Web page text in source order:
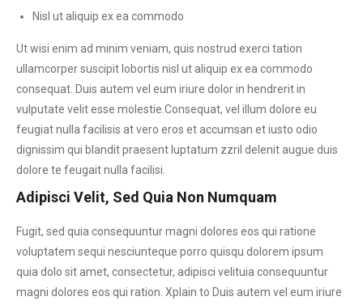
Nisl ut aliquip ex ea commodo
Ut wisi enim ad minim veniam, quis nostrud exerci tation
ullamcorper suscipit lobortis nisl ut aliquip ex ea commodo
consequat. Duis autem vel eum iriure dolor in hendrerit in
vulputate velit esse molestie.Сonsequat, vel illum dolore eu
feugiat nulla facilisis at vero eros et accumsan et iusto odio
dignissim qui blandit praesent luptatum zzril delenit augue duis
dolore te feugait nulla facilisi.
Adipisci Velit, Sed Quia Non Numquam
Fugit, sed quia consequuntur magni dolores eos qui ratione
voluptatem sequi nesciunteque porro quisqu dolorem ipsum
quia dolo sit amet, consectetur, adipisci velituia consequuntur
magni dolores eos qui ration. Xplain to Duis autem vel eum iriure